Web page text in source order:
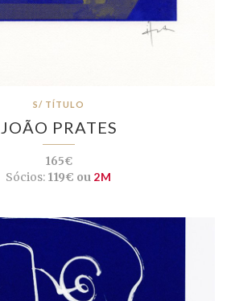
S/ TÍTULO
JOÃO PRATES
165€
Sócios: 119€ ou 2M